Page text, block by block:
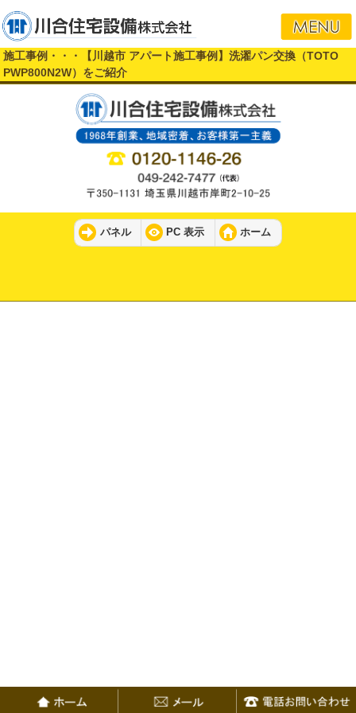
施工事例・・・【川越市 アパート施工事例】洗濯パン交換（TOTO
PWP800N2W）をご紹介
パネル PC 表示 ホーム